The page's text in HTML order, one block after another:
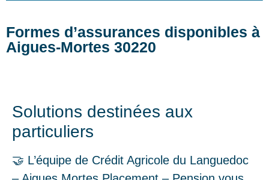
Formes d’assurances disponibles à
Aigues-Mortes 30220
Solutions destinées aux
particuliers
🤝 L’équipe de Crédit Agricole du Languedoc